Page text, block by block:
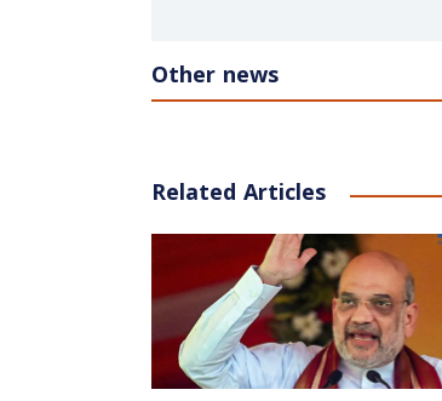
Other news
Related Articles